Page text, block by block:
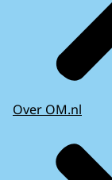
Over OM.nl